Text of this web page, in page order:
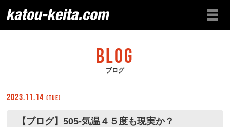
BLOG
ブログ
2023.11.14 (Tue)
【ブログ】505-気温４５度も現実か？